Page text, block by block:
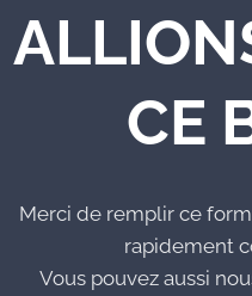
CE
Merci de remplir ce
rapidement
Vous pouvez aussi